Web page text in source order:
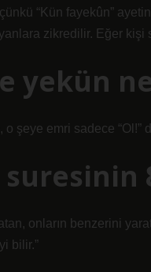
çünkü “Kün fayekûn”
zikredilir. Eğer
yekün
şeye emri sadece “Ol!”
suresinin
onların benzerini
bilir.”